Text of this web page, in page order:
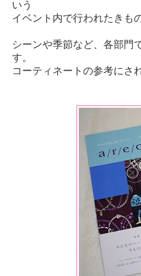
いう
イベント内で行われたきも
シーンや季節など、各部門
す。
コーティネートの参考にさ